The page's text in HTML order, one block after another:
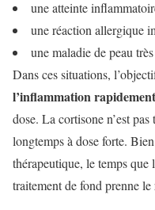
une atteinte
une réaction allergique
une maladie de peau
Dans ces situations,
l’inflammation rapidement
dose. La cortisone n’est
longtemps à dose forte.
thérapeutique, le temps que
traitement de fond prenne le